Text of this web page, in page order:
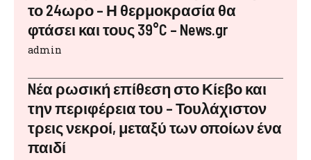
το 24ωρο – Η θερμοκρασία θα
φτάσει και τους 39°C – News.gr
admin
Nέα ρωσική επίθεση στο Κίεβο και
την περιφέρεια του – Τουλάχιστον
τρεις νεκροί, μεταξύ των οποίων ένα
παιδί